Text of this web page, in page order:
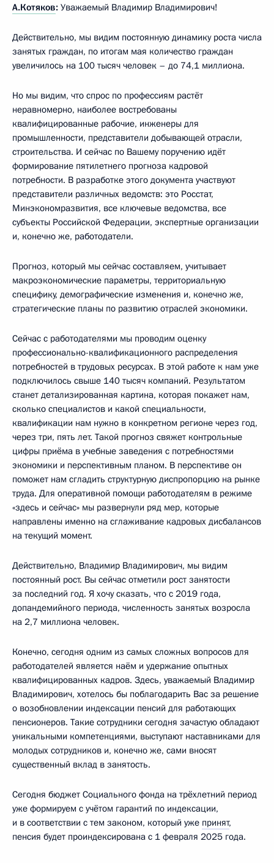
А.Котяков: Уважаемый Владимир Владимирович!
Действительно, мы видим постоянную динамику роста числа
занятых граждан, по итогам мая количество граждан
увеличилось на 100 тысяч человек – до 74,1 миллиона.
Но мы видим, что спрос по профессиям растёт
неравномерно, наиболее востребованы
квалифицированные рабочие, инженеры для
промышленности, представители добывающей отрасли,
строительства. И сейчас по Вашему поручению идёт
формирование пятилетнего прогноза кадровой
потребности. В разработке этого документа участвуют
представители различных ведомств: это Росстат,
Минэкономразвития, все ключевые ведомства, все
субъекты Российской Федерации, экспертные организации
и, конечно же, работодатели.
Прогноз, который мы сейчас составляем, учитывает
макроэкономические параметры, территориальную
специфику, демографические изменения и, конечно же,
стратегические планы по развитию отраслей экономики.
Сейчас с работодателями мы проводим оценку
профессионально-квалификационного распределения
потребностей в трудовых ресурсах. В этой работе к нам уже
подключилось свыше 140 тысяч компаний. Результатом
станет детализированная картина, которая покажет нам,
сколько специалистов и какой специальности,
квалификации нам нужно в конкретном регионе через год,
через три, пять лет. Такой прогноз свяжет контрольные
цифры приёма в учебные заведения с потребностями
экономики и перспективным планом. В перспективе он
поможет нам сгладить структурную диспропорцию на рынке
труда. Для оперативной помощи работодателям в режиме
«здесь и сейчас» мы развернули ряд мер, которые
направлены именно на сглаживание кадровых дисбалансов
на текущий момент.
Действительно, Владимир Владимирович, мы видим
постоянный рост. Вы сейчас отметили рост занятости
за последний год. Я хочу сказать, что с 2019 года,
допандемийного периода, численность занятых возросла
на 2,7 миллиона человек.
Конечно, сегодня одним из самых сложных вопросов для
работодателей является наём и удержание опытных
квалифицированных кадров. Здесь, уважаемый Владимир
Владимирович, хотелось бы поблагодарить Вас за решение
о возобновлении индексации пенсий для работающих
пенсионеров. Такие сотрудники сегодня зачастую обладают
уникальными компетенциями, выступают наставниками для
молодых сотрудников и, конечно же, сами вносят
существенный вклад в занятость.
Сегодня бюджет Социального фонда на трёхлетний период
уже формируем с учётом гарантий по индексации,
и в соответствии с тем законом, который уже принят,
пенсия будет проиндексирована с 1 февраля 2025 года.